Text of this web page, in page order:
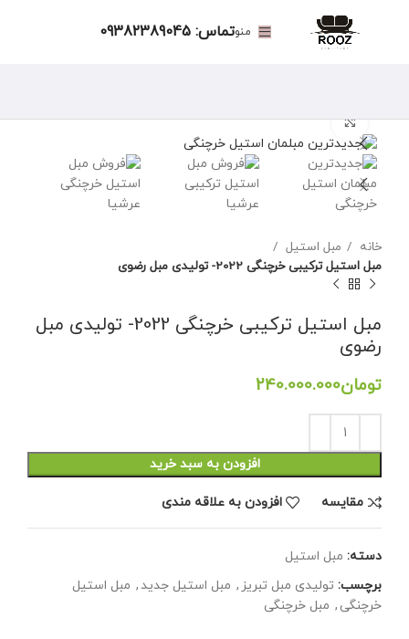
منوتماس: 09382389045
برای بزرگنمایی کلیک کنید
خانه
مبل استیل
مبل استیل ترکیبی خرچنگی 2022- تولیدی مبل رضوی
مبل استیل ترکیبی خرچنگی 2022- تولیدی مبل
رضوی
تومان
افزودن به سبد خرید
مقايسه افزودن به علاقه مندی
دسته: مبل استیل
برچسب: تولیدی مبل تبریز , مبل استیل جدید, مبل استیل
خرچنگی , مبل خرچنگی